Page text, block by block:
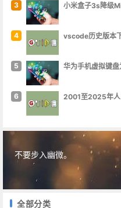
3
小米盒子3s降级
4
vscode历史版本
5
华为手机虚拟键
6
2001至2025年人
不要步入幽微。
全部分类